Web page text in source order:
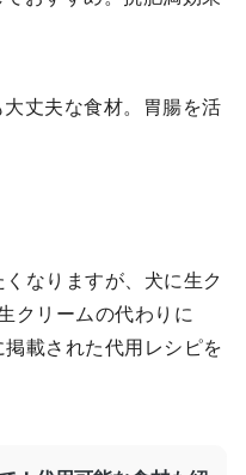
丈夫な食材。胃腸を活
なりますが、犬に生ク
クリームの代わりに
載された代用レシピを